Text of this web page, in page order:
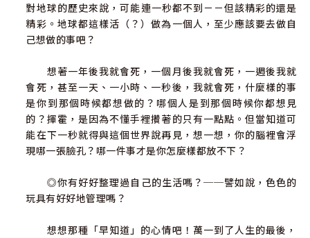
對地球的歷史來說，可能連一秒都不到－－但該精彩的還是
精彩。地球都這樣活（？）做為一個人，至少應該要去做自
己想做的事吧？
想著一年後我就會死，一個月後我就會死，一週後我就
會死，甚至一天、一小時、一秒後，我就會死，什麼樣的事
是你到那個時候都想做的？哪個人是到那個時候你都想見
的？揮霍，是因為不懂手裡攢著的只有一點點。但當知道可
能在下一秒就得與這個世界說再見，想一想，你的腦裡會浮
現哪一張臉孔？哪一件事才是你怎麼樣都放不下？
◎你有好好整理過自己的生活嗎？──譬如說，色色的
玩具有好好地管理嗎？
想想那種「早知道」的心情吧！萬一到了人生的最後，